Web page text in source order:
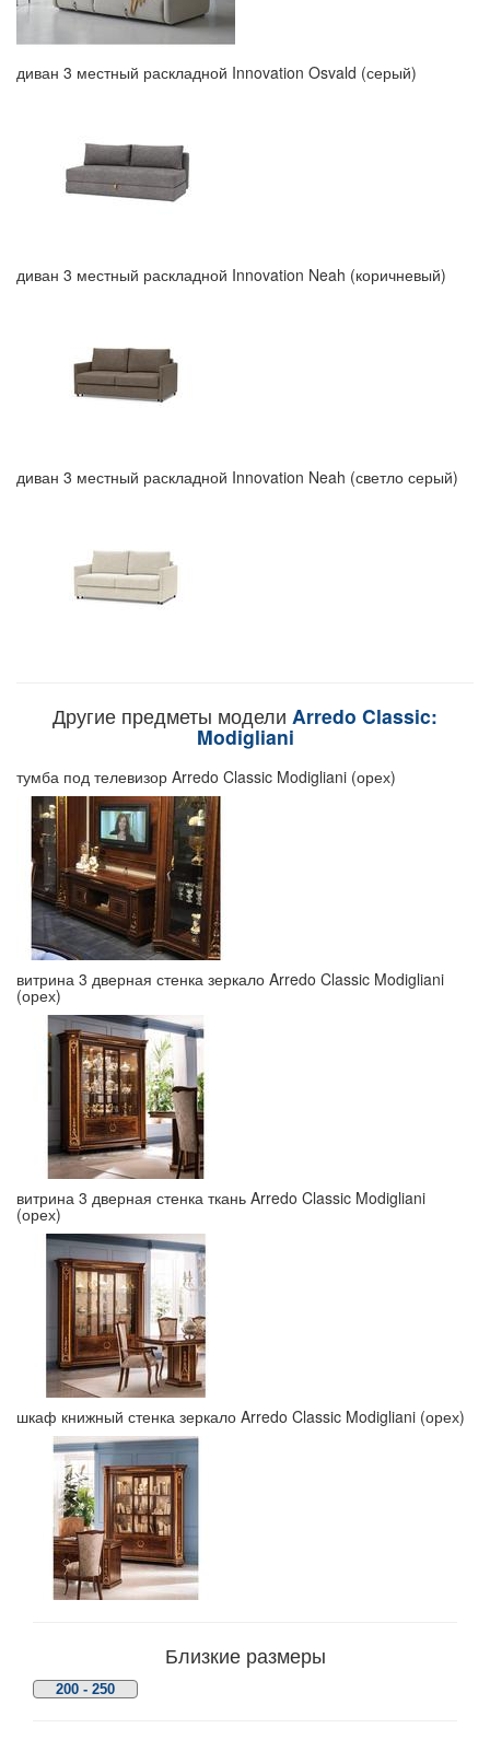
диван 3 местный раскладной Innovation Osvald (серый)
диван 3 местный раскладной Innovation Neah (коричневый)
диван 3 местный раскладной Innovation Neah (светло серый)
Другие предметы модели Arredo Classic:
Modigliani
тумба под телевизор Arredo Classic Modigliani (орех)
витрина 3 дверная стенка зеркало Arredo Classic Modigliani
(орех)
витрина 3 дверная стенка ткань Arredo Classic Modigliani
(орех)
шкаф книжный стенка зеркало Arredo Classic Modigliani (орех)
Близкие размеры
200 - 250